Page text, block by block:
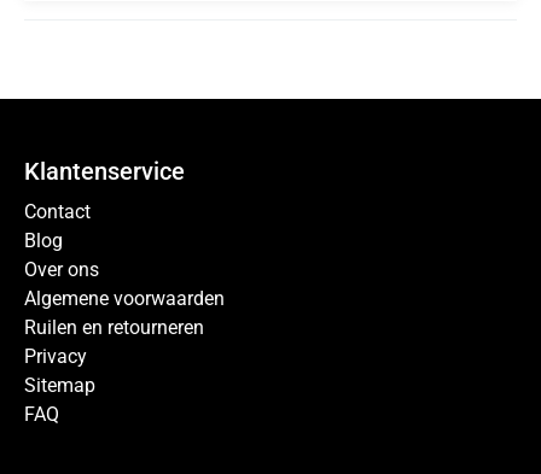
Klantenservice
Contact
Blog
Over ons
Algemene voorwaarden
Ruilen en retourneren
Privacy
Sitemap
FAQ